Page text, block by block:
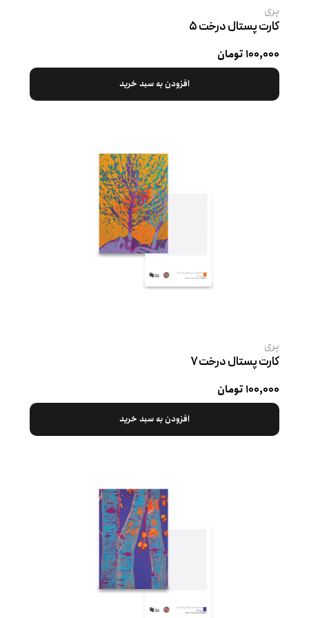
پری
کارت پستال درخت ۵
۱۰۰,۰۰۰ تومان
افزودن به سبد خرید
پری
کارت پستال درخت ۷
۱۰۰,۰۰۰ تومان
افزودن به سبد خرید